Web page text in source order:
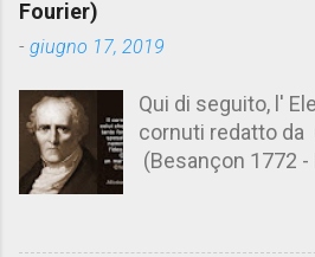
n
t
Fourier)
- giugno 17, 2019
Qui di seguito, l'
cornuti redatto da
(Besançon 1772 -
Aforismario trovi